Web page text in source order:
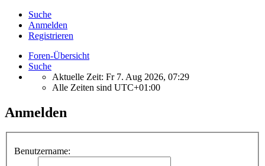
Suche
Anmelden
Registrieren
Foren-Übersicht
Suche
Aktuelle Zeit: Fr 7. Aug 2026, 07:29
Alle Zeiten sind UTC+01:00
Anmelden
Benutzername: